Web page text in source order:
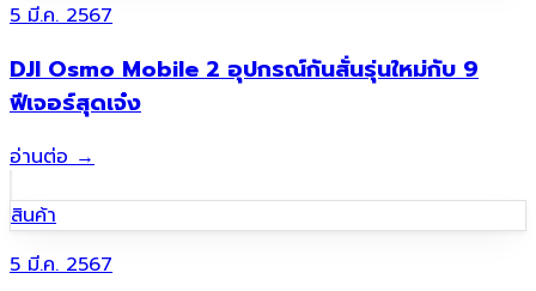
5 มี.ค. 2567
DJI Osmo Mobile 2 อุปกรณ์กันสั่นรุ่นใหม่กับ 9
ฟีเจอร์สุดเจ๋ง
อ่านต่อ →
สินค้า
5 มี.ค. 2567